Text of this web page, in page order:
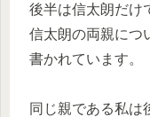
後半は信太朗だけ
信太朗の両親につ
書かれています。
同じ親である私は